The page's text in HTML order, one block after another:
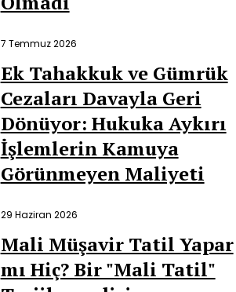
7 Temmuz 2026
Ek Tahakkuk ve Gümrük
Cezaları Davayla Geri
Dönüyor: Hukuka Aykırı
İşlemlerin Kamuya
Görünmeyen Maliyeti
29 Haziran 2026
Mali Müşavir Tatil Yapar
mı Hiç? Bir "Mali Tatil"